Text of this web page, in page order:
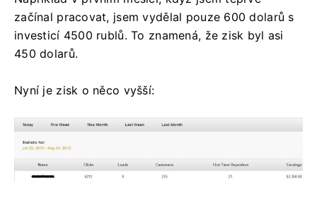
začínal pracovat, jsem vydělal pouze 600 dolarů s
investicí 4500 rublů. To znamená, že zisk byl asi
450 dolarů.
Nyní je zisk o něco vyšší: